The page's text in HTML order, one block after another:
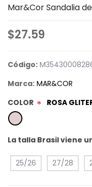
Mar&Cor Sandalia
$27.59
Código:
Marca: MAR&COR
COLOR * ROSA
La talla Brasil viene
25/26 27/28